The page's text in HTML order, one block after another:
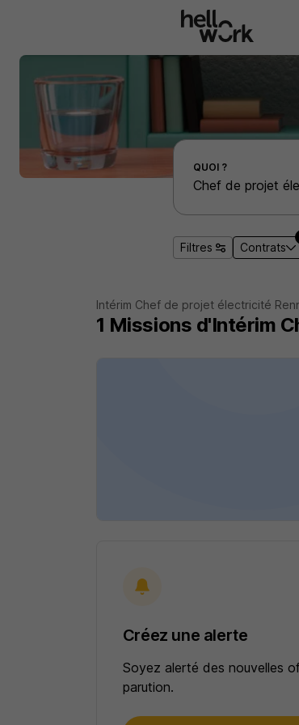
Effectuer une recherche d'emploi par localité
QUOI ?
Filtres Contrats
Intérim Chef de projet électricité
1 Missions d'Intérim
Créez une alerte
Soyez alerté des nouvelles
parution.